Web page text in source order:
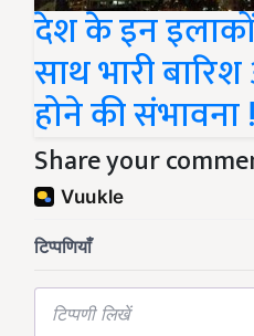
देश के इन
साथ भारी
होने की संभावना !
Share your